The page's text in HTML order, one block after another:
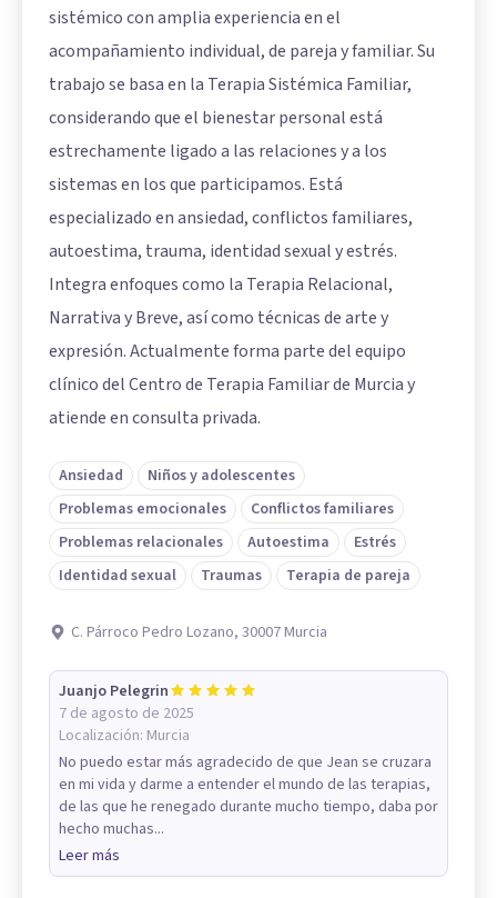
sistémico con amplia experiencia en el
acompañamiento individual, de pareja y familiar. Su
trabajo se basa en la Terapia Sistémica Familiar,
considerando que el bienestar personal está
estrechamente ligado a las relaciones y a los
sistemas en los que participamos. Está
especializado en ansiedad, conflictos familiares,
autoestima, trauma, identidad sexual y estrés.
Integra enfoques como la Terapia Relacional,
Narrativa y Breve, así como técnicas de arte y
expresión. Actualmente forma parte del equipo
clínico del Centro de Terapia Familiar de Murcia y
atiende en consulta privada.
Ansiedad
Niños y adolescentes
Problemas emocionales
Conflictos familiares
Problemas relacionales
Autoestima
Estrés
Identidad sexual
Traumas Terapia de pareja
C. Párroco Pedro Lozano, 30007 Murcia
Juanjo Pelegrin
7 de agosto de 2025
Localización: Murcia
No puedo estar más agradecido de que Jean se cruzara
en mi vida y darme a entender el mundo de las terapias,
de las que he renegado durante mucho tiempo, daba por
hecho muchas...
Leer más